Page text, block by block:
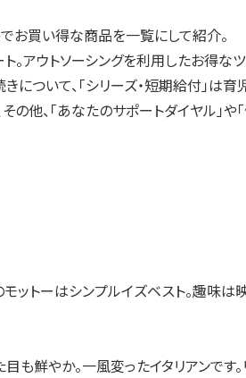
お買い得な商品を一覧にして紹介。
。アウトソーシングを利用したお得な
ついて、「シリーズ・短期給付」は
他、「あなたのサポートダイヤル」
ーはシンプルイズベスト。趣味は映
も鮮やか。一風変ったイタリアンです